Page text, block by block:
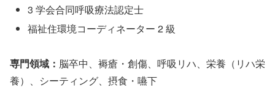
3 学会合同呼吸療法認定士
福祉住環境コーディネーター 2 級
専門領域： 脳卒中、褥瘡・創傷、呼吸リハ、栄養（リハ栄
養）、シーティング、摂食・嚥下